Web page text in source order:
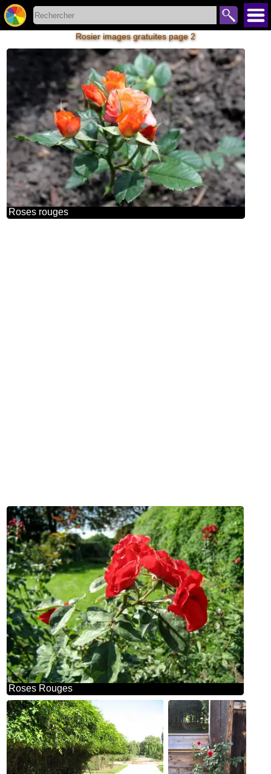
Rosier images gratuites page 2
Roses rouges
Roses Rouges